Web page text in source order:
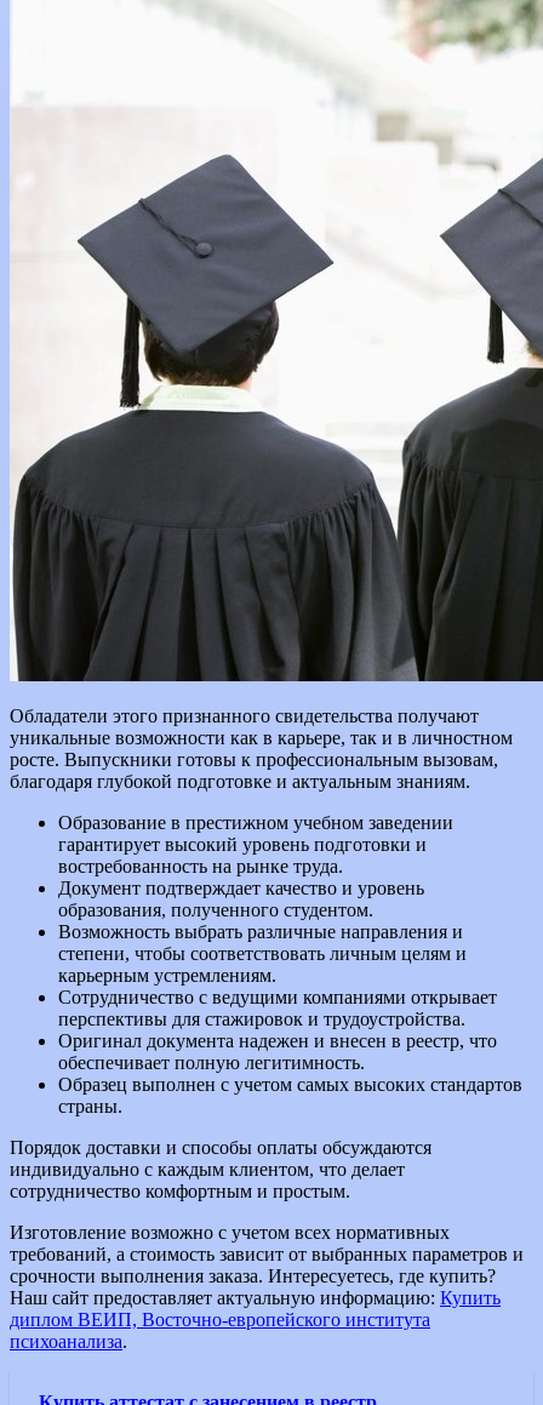
Обладатели этого признанного свидетельства получают
уникальные возможности как в карьере, так и в личностном
росте. Выпускники готовы к профессиональным вызовам,
благодаря глубокой подготовке и актуальным знаниям.
Образование в престижном учебном заведении
гарантирует высокий уровень подготовки и
востребованность на рынке труда.
Документ подтверждает качество и уровень
образования, полученного студентом.
Возможность выбрать различные направления и
степени, чтобы соответствовать личным целям и
карьерным устремлениям.
Сотрудничество с ведущими компаниями открывает
перспективы для стажировок и трудоустройства.
Оригинал документа надежен и внесен в реестр, что
обеспечивает полную легитимность.
Образец выполнен с учетом самых высоких стандартов
страны.
Порядок доставки и способы оплаты обсуждаются
индивидуально с каждым клиентом, что делает
сотрудничество комфортным и простым.
Изготовление возможно с учетом всех нормативных
требований, а стоимость зависит от выбранных параметров и
срочности выполнения заказа. Интересуетесь, где купить?
Наш сайт предоставляет актуальную информацию: Купить
диплом ВЕИП, Восточно-европейского института
психоанализа.